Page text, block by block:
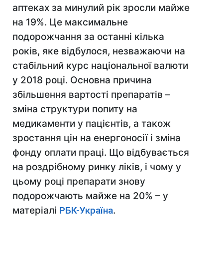
аптеках за минулий рік зросли майже
на 19%. Це максимальне
подорожчання за останні кілька
років, яке відбулося, незважаючи на
стабільний курс національної валюти
у 2018 році. Основна причина
збільшення вартості препаратів –
зміна структури попиту на
медикаменти у пацієнтів, а також
зростання цін на енергоносії і зміна
фонду оплати праці. Що відбувається
на роздрібному ринку ліків, і чому у
цьому році препарати знову
подорожчають майже на 20% – у
матеріалі РБК-Україна.